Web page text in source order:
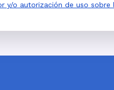
y/o autorización de uso sobre